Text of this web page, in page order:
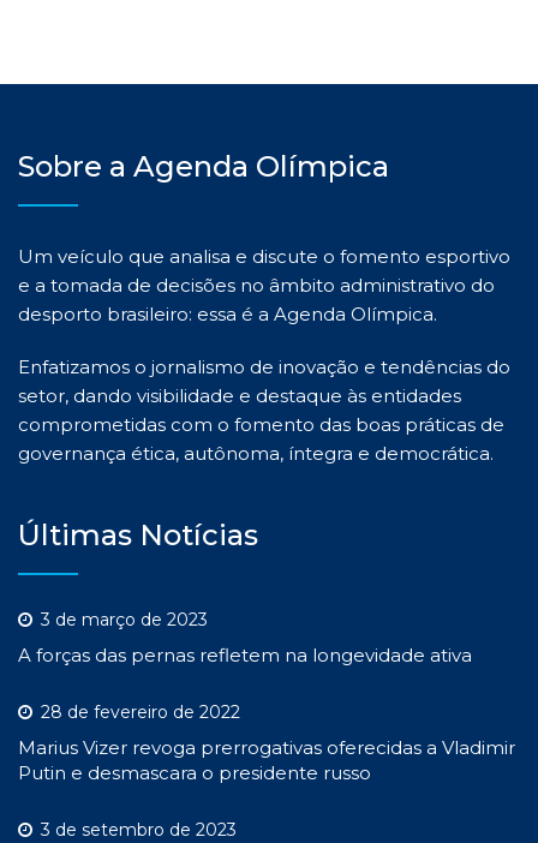
Sobre a Agenda Olímpica
Um veículo que analisa e discute o fomento esportivo
e a tomada de decisões no âmbito administrativo do
desporto brasileiro: essa é a Agenda Olímpica.
Enfatizamos o jornalismo de inovação e tendências do
setor, dando visibilidade e destaque às entidades
comprometidas com o fomento das boas práticas de
governança ética, autônoma, íntegra e democrática.
Últimas Notícias
3 de março de 2023
A forças das pernas refletem na longevidade ativa
28 de fevereiro de 2022
Marius Vizer revoga prerrogativas oferecidas a Vladimir
Putin e desmascara o presidente russo
3 de setembro de 2023